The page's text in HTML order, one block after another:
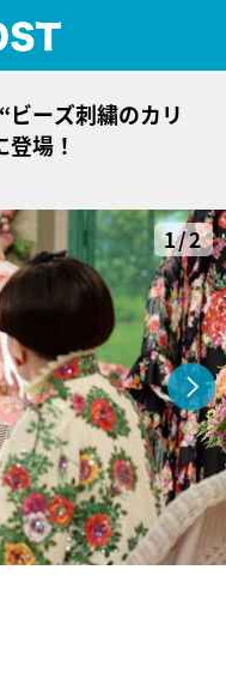
ーズ刺繍のカリ
場！
1/2